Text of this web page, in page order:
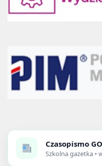
Czasopismo
Szkolna gazetka •